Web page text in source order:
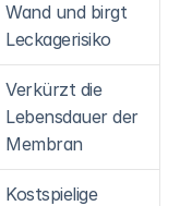
Wand und birgt
Leckagerisiko
Verkürzt die
Lebensdauer der
Membran
Kostspielige